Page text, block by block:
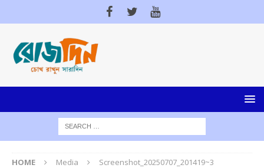
HOME Media Screenshot_20250707_201419~3